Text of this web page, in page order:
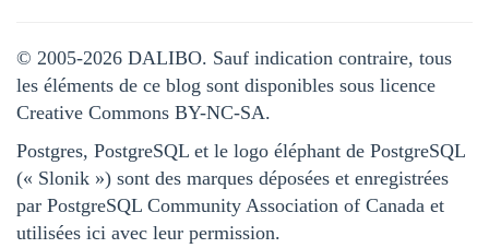
© 2005-2026 DALIBO. Sauf indication contraire, tous
les éléments de ce blog sont disponibles sous licence
Creative Commons BY-NC-SA.
Postgres, PostgreSQL et le logo éléphant de PostgreSQL
(« Slonik ») sont des marques déposées et enregistrées
par PostgreSQL Community Association of Canada et
utilisées ici avec leur permission.